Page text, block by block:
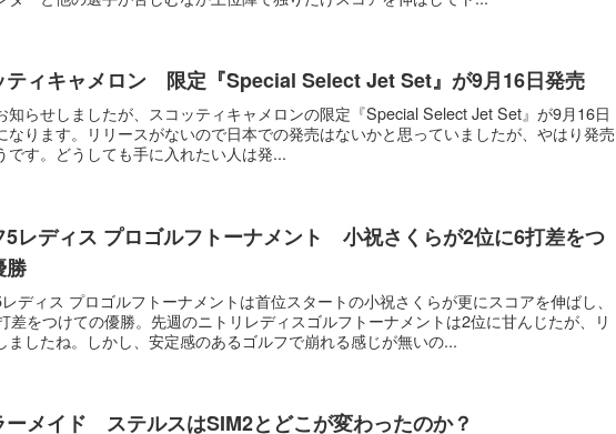
ティキャメロン 限定『Special Select Jet Set』が9月16日発売
知らせしましたが、スコッティキャメロンの限定『Special Select Jet Set』が9月16日
なります。リリースがないので日本での発売はないかと思っていましたが、やはり発売
です。どうしても手に入れたい人は発...
5レディス プロゴルフトーナメント 小祝さくらが2位に6打差をつ
勝
ディス プロゴルフトーナメントは首位スタートの小祝さくらが更にスコアを伸ばし、
差をつけての優勝。先週のニトリレディスゴルフトーナメントは2位に甘んじたが、リ
ましたね。しかし、安定感のあるゴルフで崩れる感じが無いの...
ーメイド ステルスはSIM2とどこが変わったのか？